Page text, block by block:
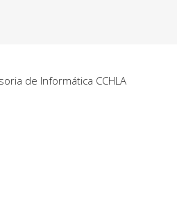
de Informática CCHLA